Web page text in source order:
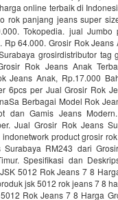
online terbaik di
rok panjang jeans super
Tokopedia. jual Jumbo
Rp 64.000. Grosir Rok Jeans
grosirdistributor tag
Rok Jeans Anak
Jeans Anak, Rp.17.000
6pcs per Jual Grosir Rok
Berbagai Model Rok
dan Gamis Jeans
Jual Grosir Rok Jeans
product grosir
Surabaya RM243 dari
Spesifikasi dan
5012 Rok Jeans 7 8
jsk 5012 rok jeans 7 8
Rok Jeans 7 8 Harga